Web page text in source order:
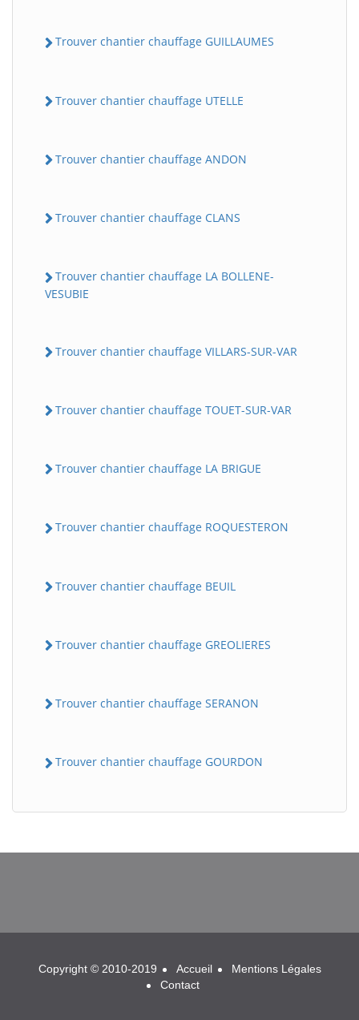
Trouver chantier chauffage GUILLAUMES
Trouver chantier chauffage UTELLE
Trouver chantier chauffage ANDON
Trouver chantier chauffage CLANS
Trouver chantier chauffage LA BOLLENE-
VESUBIE
Trouver chantier chauffage VILLARS-SUR-VAR
Trouver chantier chauffage TOUET-SUR-VAR
Trouver chantier chauffage LA BRIGUE
Trouver chantier chauffage ROQUESTERON
Trouver chantier chauffage BEUIL
Trouver chantier chauffage GREOLIERES
Trouver chantier chauffage SERANON
Trouver chantier chauffage GOURDON
BatiWebPro
Copyright © 2010-2019 Accueil
Mentions Légales
Contact